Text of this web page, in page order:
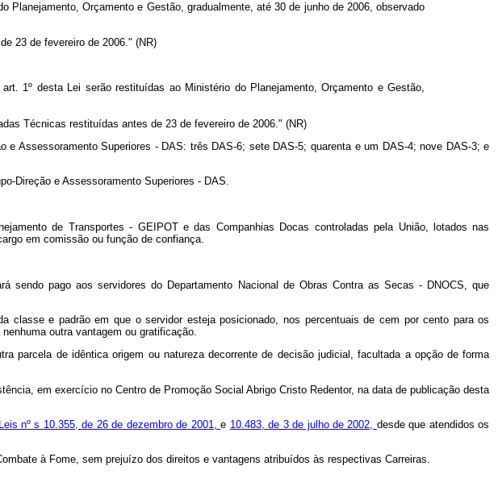
Orçamento e Gestão, gradualmente, até 30 de junho de 2006, observado
23 de fevereiro de 2006." (NR)
1º desta Lei serão restituídas ao Ministério do Planejamento, Orçamento e Gestão,
Técnicas restituídas antes de 23 de fevereiro de 2006." (NR)
Assessoramento Superiores - DAS: três DAS-6; sete DAS-5; quarenta e um DAS-4; nove DAS-3; e
Direção e Assessoramento Superiores - DAS.
de Transportes - GEIPOT e das Companhias Docas controladas pela União, lotados nas
em comissão ou função de confiança.
sendo pago aos servidores do Departamento Nacional de Obras Contra as Secas - DNOCS, que
classe e padrão em que o servidor esteja posicionado, nos percentuais de cem por cento para os
outra vantagem ou gratificação.
parcela de idêntica origem ou natureza decorrente de decisão judicial, facultada a opção de forma
em exercício no Centro de Promoção Social Abrigo Cristo Redentor, na data de publicação desta
Leis nº s 10.355, de 26 de dezembro de 2001,e 10.483, de 3 de julho de 2002, desde que atendidos os
à Fome, sem prejuízo dos direitos e vantagens atribuídos às respectivas Carreiras.